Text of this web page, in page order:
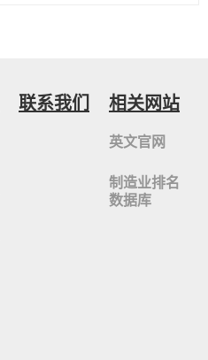
联系我们 相关网站
英文官网
制造业排名
数据库